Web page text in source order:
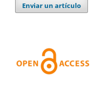
Enviar un artículo